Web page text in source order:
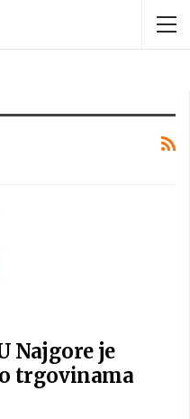
Najgore je
trgovinama